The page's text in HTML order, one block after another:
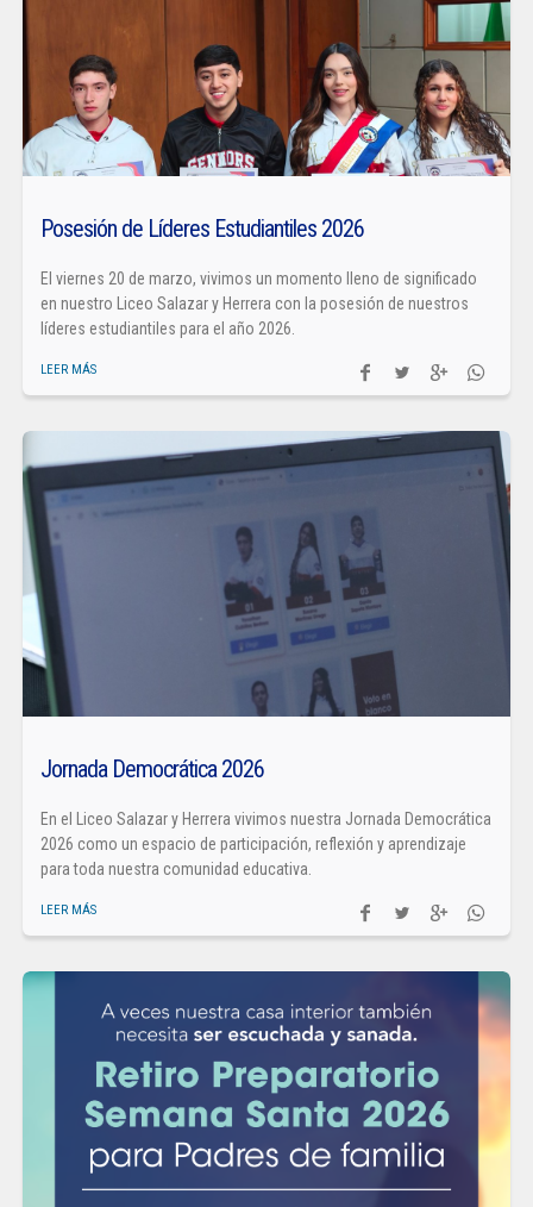
Posesión de Líderes Estudiantiles 2026
El viernes 20 de marzo, vivimos un momento lleno de significado
en nuestro Liceo Salazar y Herrera con la posesión de nuestros
líderes estudiantiles para el año 2026.
LEER MÁS
Jornada Democrática 2026
En el Liceo Salazar y Herrera vivimos nuestra Jornada Democrática
2026 como un espacio de participación, reflexión y aprendizaje
para toda nuestra comunidad educativa.
LEER MÁS